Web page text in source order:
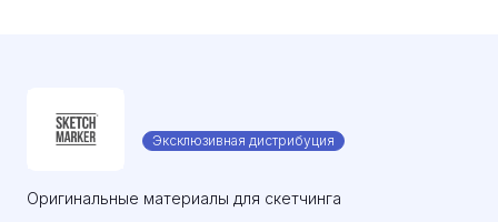
Эксклюзивная дистрибуция
Оригинальные материалы для скетчинга